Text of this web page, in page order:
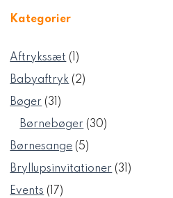
Kategorier
Aftrykssæt
1
vare
Babyaftryk 22
Bøger 31 31
Børnebøger 3030
Børnesange 55
varer
Bryllupsinvitationer 31 31
Events 1717